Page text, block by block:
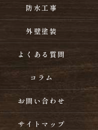
防水工事
外壁塗装
よくある質問
コラム
お問い合わせ
サイトマップ